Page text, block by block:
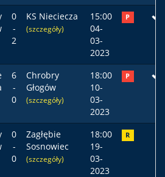
0
-
2
KS Nieciecza
(szczegóły)
15:00
04-
03-
2023
P
6
-
0
Chrobry
Głogów
(szczegóły)
18:00
10-
03-
2023
P
0
-
0
Zagłębie
Sosnowiec
(szczegóły)
18:00
19-
03-
2023
R